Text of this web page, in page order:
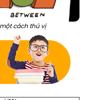
cách thú vị